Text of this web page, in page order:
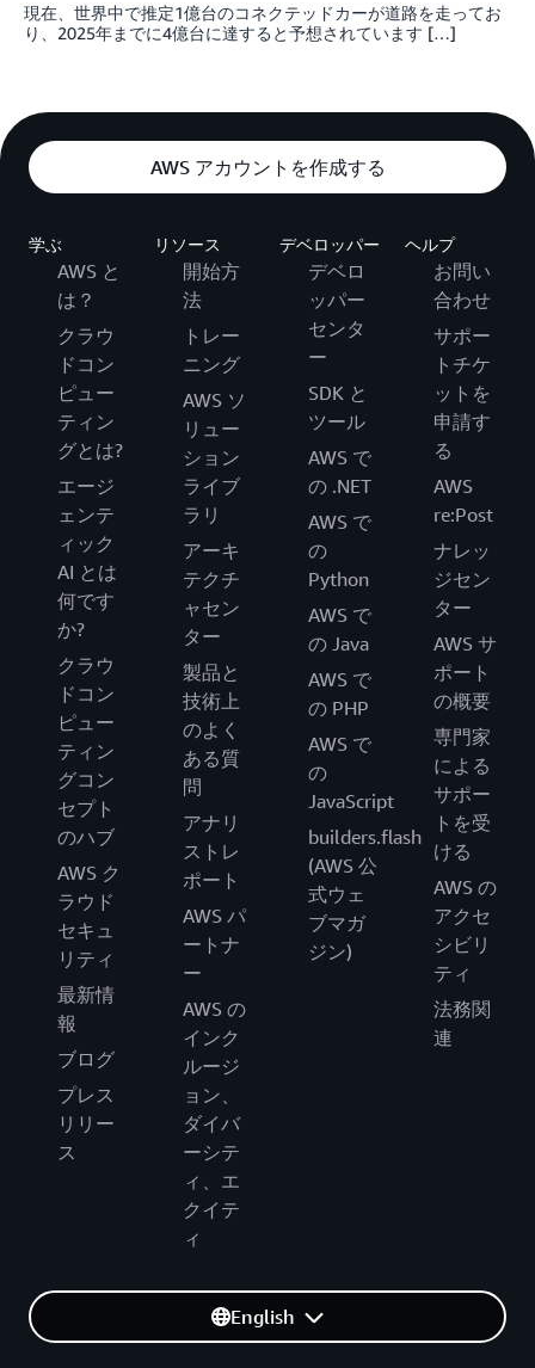
現在、世界中で推定1億台のコネクテッドカーが道路を走ってお
り、2025年までに4億台に達すると予想されています […]
AWS アカウントを作成する
学ぶ
AWS と
は？
クラウ
ドコン
ピュー
ティン
グとは?
エージ
ェンテ
ィック
AI とは
何です
か?
クラウ
ドコン
ピュー
ティン
グコン
セプト
のハブ
AWS ク
ラウド
セキュ
リティ
最新情
報
ブログ
プレス
リリー
ス
リソース
開始方
法
トレー
ニング
AWS ソ
リュー
ション
ライブ
ラリ
アーキ
テクチ
ャセン
ター
製品と
技術上
のよく
ある質
問
アナリ
ストレ
ポート
AWS パ
ートナ
ー
AWS の
インク
ルージ
ョン、
ダイバ
ーシテ
ィ、エ
クイテ
ィ
デベロッパー
デベロ
ッパー
センタ
ー
SDK と
ツール
AWS で
の .NET
AWS で
の
Python
AWS で
の Java
AWS で
の PHP
AWS で
の
JavaScript
builders.flash
(AWS 公
式ウェ
ブマガ
ジン)
ヘルプ
お問い
合わせ
サポー
トチケ
ットを
申請す
る
AWS
re:Post
ナレッ
ジセン
ター
AWS サ
ポート
の概要
専門家
による
サポー
トを受
ける
AWS の
アクセ
シビリ
ティ
法務関
連
English